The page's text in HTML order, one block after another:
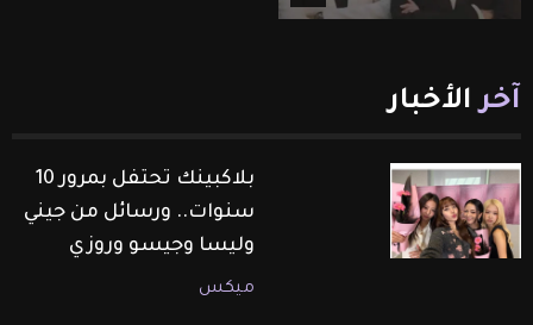
آخر الأخبار
بلاكبينك تحتفل بمرور 10
سنوات.. ورسائل من جيني
وليسا وجيسو وروزي
ميكس